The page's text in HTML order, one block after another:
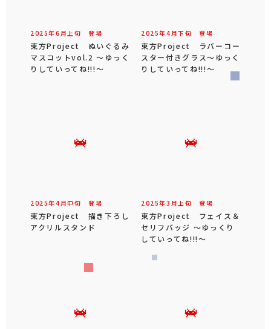
2025年6 月 上旬 登場
東方Project ぬいぐるみ
マスコットvol.2 ～ゆっく
りしていってね!!!～
2025年4 月下旬 登場
東方Project ラバーコー
スター付きグラス～ゆっく
りしていってね!!!～
2025年4 月中旬 登場
東方Project 描き下ろし
アクリルスタンド
2025年3 月 上旬 登場
東方Project フェイス＆
セリフバッジ ～ゆっくり
していってね!!!～